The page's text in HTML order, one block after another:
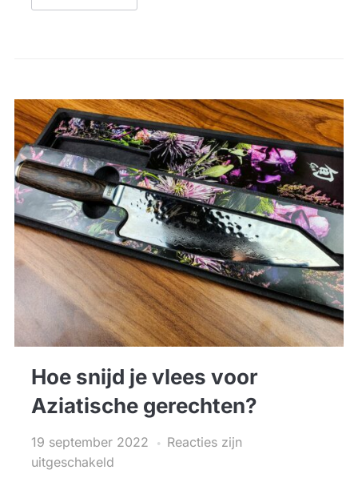
Hoe snijd je vlees voor
Aziatische gerechten?
19 september 2022
Reacties zijn
uitgeschakeld